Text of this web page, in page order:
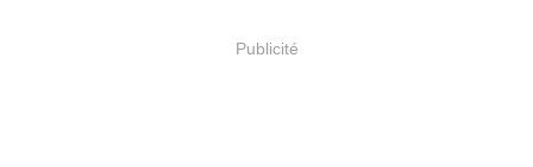
Publicité